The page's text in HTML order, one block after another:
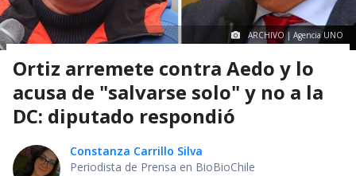
ARCHIVO | Agencia UNO
Ortiz arremete contra Aedo y lo
acusa de "salvarse solo" y no a la
DC: diputado respondió
Constanza Carrillo Silva
Periodista de Prensa en BioBioChile